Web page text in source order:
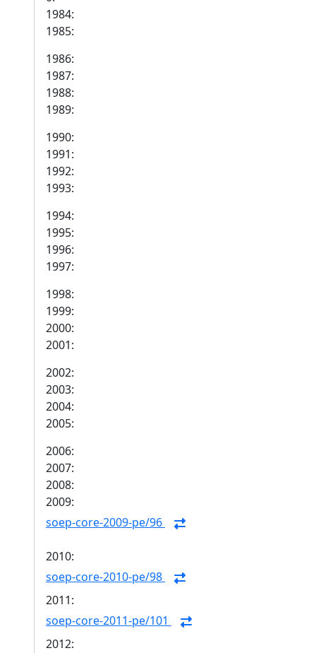
1984:
1985:
1986:
1987:
1988:
1989:
1990:
1991:
1992:
1993:
1994:
1995:
1996:
1997:
1998:
1999:
2000:
2001:
2002:
2003:
2004:
2005:
2006:
2007:
2008:
2009:
soep-core-2009-pe/96
2010:
soep-core-2010-pe/98
2011:
soep-core-2011-pe/101
2012: